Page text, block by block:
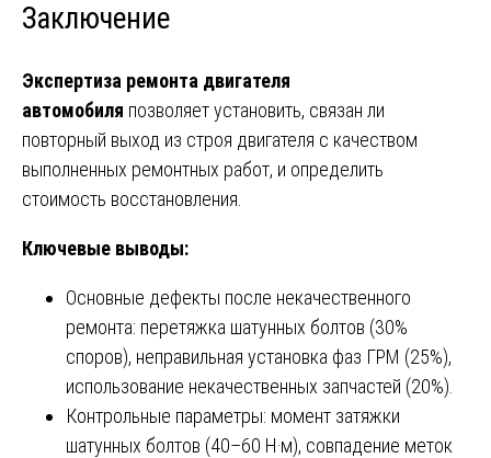
Заключение
Экспертиза ремонта двигателя
автомобиля позволяет установить, связан ли
повторный выход из строя двигателя с качеством
выполненных ремонтных работ, и определить
стоимость восстановления.
Ключевые выводы:
Основные дефекты после некачественного
ремонта: перетяжка шатунных болтов (30%
споров), неправильная установка фаз ГРМ (25%),
использование некачественных запчастей (20%).
Контрольные параметры: момент затяжки
шатунных болтов (40–60 Н·м), совпадение меток